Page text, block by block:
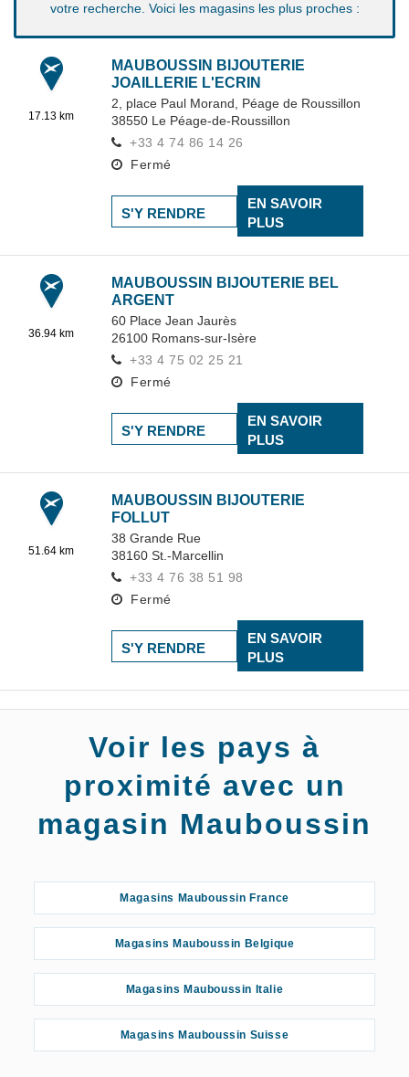
votre recherche. Voici les magasins les plus proches :
17.13 km
MAUBOUSSIN BIJOUTERIE
JOAILLERIE L'ECRIN
2, place Paul Morand, Péage de Roussillon
38550 Le Péage-de-Roussillon
+33 4 74 86 14 26
Fermé
EN SAVOIR
PLUS
S'Y RENDRE
36.94 km
MAUBOUSSIN BIJOUTERIE BEL
ARGENT
60 Place Jean Jaurès
26100 Romans-sur-Isère
+33 4 75 02 25 21
Fermé
EN SAVOIR
PLUS
S'Y RENDRE
51.64 km
MAUBOUSSIN BIJOUTERIE
FOLLUT
38 Grande Rue
38160 St.-Marcellin
+33 4 76 38 51 98
Fermé
EN SAVOIR
PLUS
S'Y RENDRE
Voir les pays à
proximité avec un
magasin Mauboussin
Magasins Mauboussin France
Magasins Mauboussin Belgique
Magasins Mauboussin Italie
Magasins Mauboussin Suisse